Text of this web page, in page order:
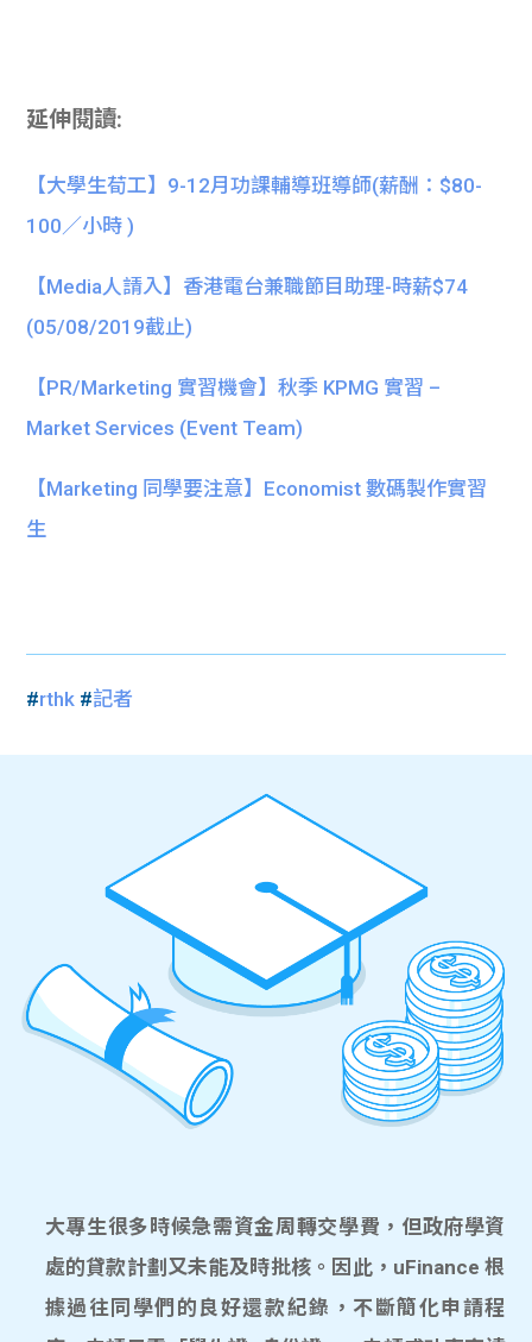
延伸閱讀:
【大學生荀工】9-12月功課輔導班導師(薪酬：$80-
100／小時 )
【Media人請入】香港電台兼職節目助理-時薪$74
(05/08/2019截止)
【PR/Marketing 實習機會】秋季 KPMG 實習 –
Market Services (Event Team)
【Marketing 同學要注意】Economist 數碼製作實習
生
#rthk #記者
大專生很多時候急需資金周轉交學費，但政府學資
處的貸款計劃又未能及時批核。因此，uFinance 根
據過往同學們的良好還款紀錄，不斷簡化申請程